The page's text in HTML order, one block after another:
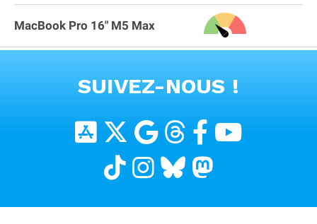
MacBook Pro 16" M5 Max
SUIVEZ-NOUS !